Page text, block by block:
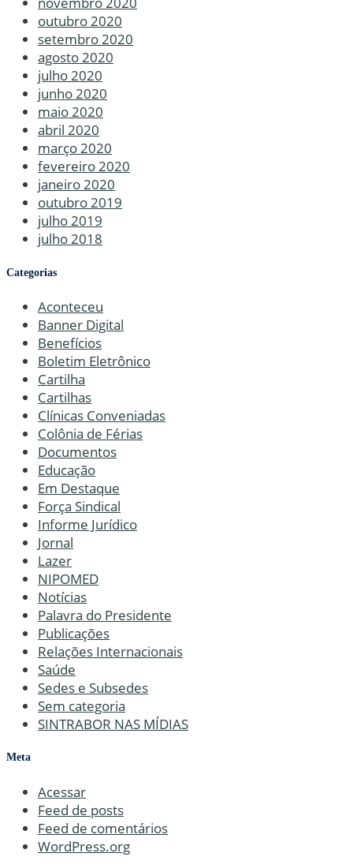
outubro 2020
setembro 2020
agosto 2020
julho 2020
junho 2020
maio 2020
abril 2020
março 2020
fevereiro 2020
janeiro 2020
outubro 2019
julho 2019
julho 2018
Categorias
Aconteceu
Banner Digital
Benefícios
Boletim Eletrônico
Cartilha
Cartilhas
Clínicas Conveniadas
Colônia de Férias
Documentos
Educação
Em Destaque
Força Sindical
Informe Jurídico
Jornal
Lazer
NIPOMED
Notícias
Palavra do Presidente
Publicações
Relações Internacionais
Saúde
Sedes e Subsedes
Sem categoria
SINTRABOR NAS MÍDIAS
Meta
Acessar
Feed de posts
Feed de comentários
WordPress.org